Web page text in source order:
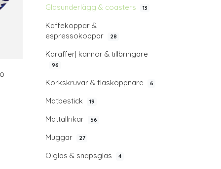
Glasunderlägg & coasters 13
Kaffekoppar &
espressokoppar
28
Karaffer| kannor & tillbringare
96
Korkskruvar & flasköppnare 6
Matbestick 19
Mattallrikar 56
Muggar 27
Ölglas & snapsglas 4